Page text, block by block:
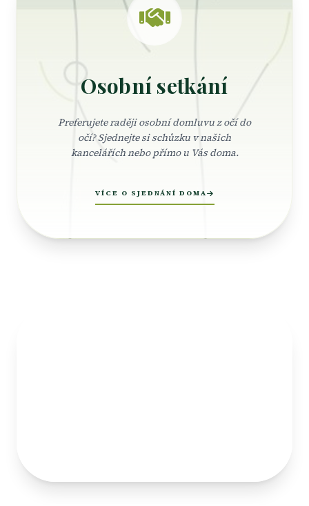
Osobní setkání
Preferujete raději osobní domluvu z očí do
očí? Sjednejte si schůzku v našich
kancelářích nebo přímo u Vás doma.
VÍCE O SJEDNÁNÍ DOMA